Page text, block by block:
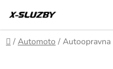
na
obsah
Domů
/ Automoto /